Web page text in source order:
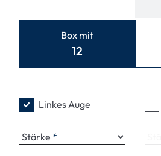
Box mit
12
Linkes Auge
Stärke